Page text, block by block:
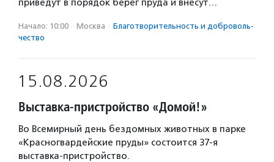
приведут в порядок берег пруда и внесут…
Начало: 10:00 · Москва · Благотвори­тель­ность и доброволь­
чест­во
15.08.2026
Выставка-пристройство «Домой!»
Во Всемирный день бездомных животных в парке
«Красногвардейские пруды» состоится 37-я
выставка-пристройство.